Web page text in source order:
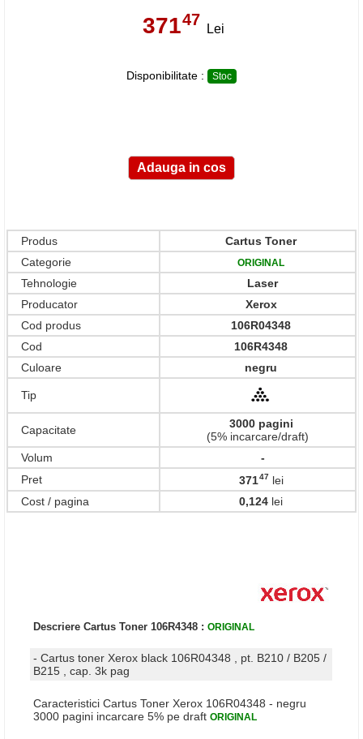
37147
Lei
Disponibilitate : Stoc
Produs
Cartus Toner
Categorie
ORIGINAL
Tehnologie
Laser
Producator
Xerox
Cod produs
106R04348
Cod
106R4348
Culoare
negru
Tip
Capacitate
3000 pagini
(5% incarcare/draft)
Volum
-
Pret
37147 lei
Cost / pagina
0,124 lei
Descriere Cartus Toner 106R4348 : ORIGINAL
- Cartus toner Xerox black 106R04348 , pt. B210 / B205 /
B215 , cap. 3k pag
Caracteristici Cartus Toner Xerox 106R04348 - negru
3000 pagini incarcare 5% pe draft ORIGINAL